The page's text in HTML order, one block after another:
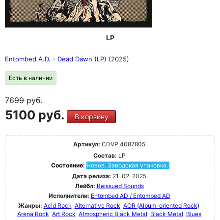
LP
Entombed A.D. - Dead Dawn (LP) (2025)
Есть в наличии
7699руб.
5100 руб. В корзину
Артикул: CDVP 4087805
Состав: LP
Состояние: Новое. Заводская упаковка.
Дата релиза: 21-02-2025
Лейбл: Reissued Sounds
Исполнители: Entombed AD / Entombed AD
Жанры: Acid Rock Alternative Rock AOR (Album-oriented Rock)
Arena Rock Art Rock Atmospheric Black Metal Black Metal Blues